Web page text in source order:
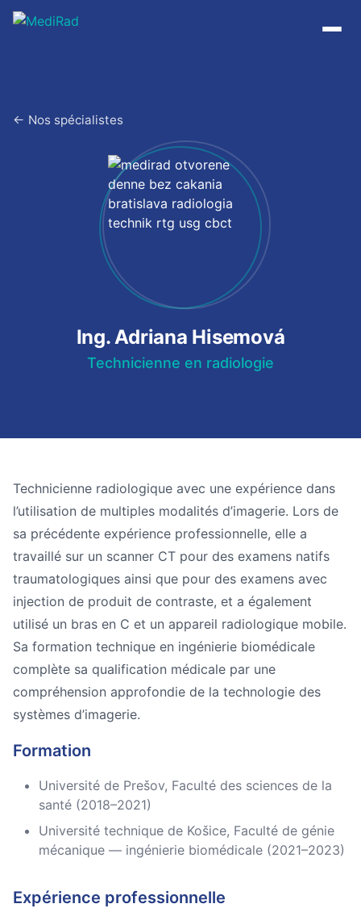
Passer
au
← Nos spécialistes
Ing. Adriana Hisemová
Technicienne en radiologie
Technicienne radiologique avec une expérience dans
l’utilisation de multiples modalités d’imagerie. Lors de
sa précédente expérience professionnelle, elle a
travaillé sur un scanner CT pour des examens natifs
traumatologiques ainsi que pour des examens avec
injection de produit de contraste, et a également
utilisé un bras en C et un appareil radiologique mobile.
Sa formation technique en ingénierie biomédicale
complète sa qualification médicale par une
compréhension approfondie de la technologie des
systèmes d’imagerie.
Formation
Université de Prešov, Faculté des sciences de la
santé (2018–2021)
Université technique de Košice, Faculté de génie
mécanique — ingénierie biomédicale (2021–2023)
Expérience professionnelle